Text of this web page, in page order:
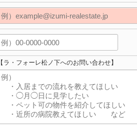
【ラ・フォーレ松ノ下へのお問い合わせ】